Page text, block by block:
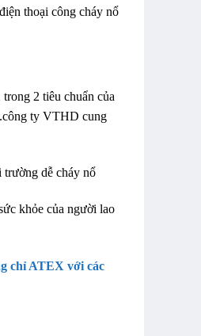
thoại công cháy nổ
2 tiêu chuẩn của
ty VTHD cung
dễ cháy nổ
khỏe của người lao
chỉ ATEX với các